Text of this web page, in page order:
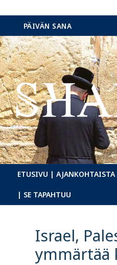
Hyppää
sisältöön
PÄIVÄN SANA
ETUSIVU | AJANKOHTAISTA
| SE TAPAHTUU
Israel,
ymmärtää